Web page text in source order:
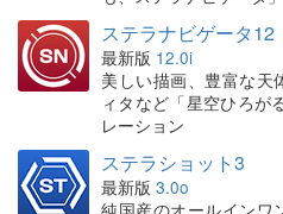
ステラナビゲータ12
最新版 12.0i
美しい描画、豊富な天
ィタなど「星空ひろが
レーション
ステラショット3
最新版 3.0o
純国産のオールインワ